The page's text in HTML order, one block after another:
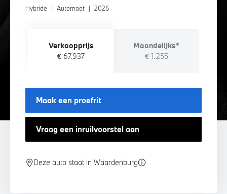
Hybride | Automaat | 2026
Verkoopprijs
€ 67.937
Maandelijks*
€ 1.255
Maak een proefrit
Vraag een inruilvoorstel aan
Deze auto staat in Waardenburg